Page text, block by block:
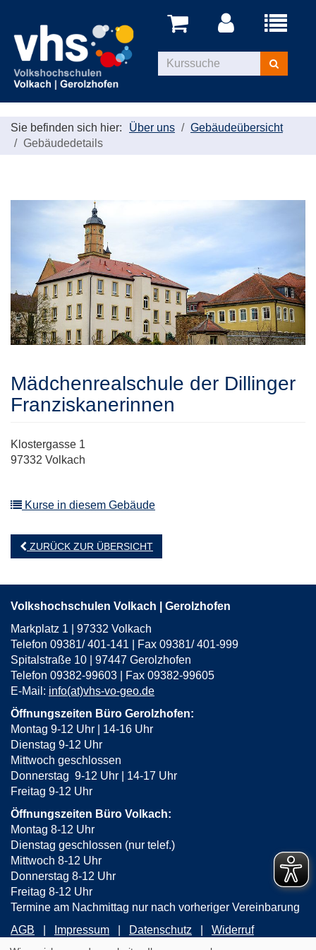
Menü
Kurse
suchen
Sie befinden sich hier: Über uns
Gebäudeübersicht
Gebäudedetails
Mädchenrealschule der Dillinger
Franziskanerinnen
Klostergasse 1
97332 Volkach
Kurse in diesem Gebäude
ZURÜCK ZUR ÜBERSICHT
Volkshochschulen Volkach | Gerolzhofen
Markplatz 1 | 97332 Volkach
Telefon 09381/ 401-141 | Fax 09381/ 401-999
Spitalstraße 10 | 97447 Gerolzhofen
Telefon 09382-99603 | Fax 09382-99605
E-Mail: info(at)vhs-vo-geo.de
Öffnungszeiten Büro Gerolzhofen:
Montag 9-12 Uhr | 14-16 Uhr
Dienstag 9-12 Uhr
Mittwoch geschlossen
Donnerstag 9-12 Uhr | 14-17 Uhr
Freitag 9-12 Uhr
Öffnungszeiten Büro Volkach:
Montag 8-12 Uhr
Dienstag geschlossen (nur telef.)
Mittwoch 8-12 Uhr
Donnerstag 8-12 Uhr
Freitag 8-12 Uhr
Termine am Nachmittag nur nach vorheriger Vereinbarung
AGB
Impressum Datenschutz Widerruf